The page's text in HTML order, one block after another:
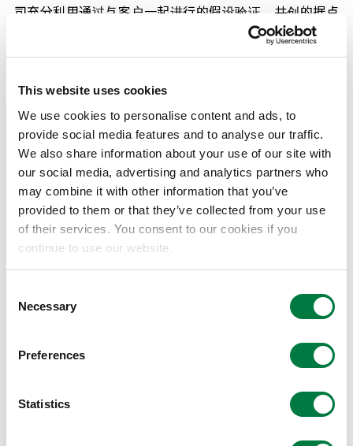
This website uses cookies
We use cookies to personalise content and ads, to
provide social media features and to analyse our traffic.
We also share information about your use of our site with
our social media, advertising and analytics partners who
may combine it with other information that you’ve
provided to them or that they’ve collected from your use
of their services. You consent to our cookies if you
continue to use our website.
Selection
Necessary
Preferences
Statistics
司充分利用通过与客户一起进行的假设验证、共创的据点
“Creation Palette YAE™”以及负责商业化决策的全公
司组织「新事业开发中心（NBIC）」，构建并强化与客
研发体系。同时，我们将动物生态学中的“生态位（生态
系统中的独特定位）”的理念应用于战略制定，精准定位
适合三井化学的独特竞争领域，通过提供不可复制的价
值，致力于成为持续赢得全球市场青睐的存在。为此，研
发与事业部门协同合作，通过柔性的人员・资源重组来推
进全公司最优化的组合管理。在知识产权领域，我们将战
略重心从“防御型”转向“进攻型”，通过筛选高价值专利与
商标以及实施授权与出售来创造收益。同时我们积极运用
的创新。
此外，要在市场中真正引发行为变革，必须提供“不可
缺”，而非“若有则好”的价值。为此，需细致观察客户行
为，发掘客户自身未察觉的瓶颈环节，并主动提出解决方
案。必须掌握法规变动、技术革新等变革节点，运用假设
思维深度理解市场，既要倾听客户的心声，还要持续追问